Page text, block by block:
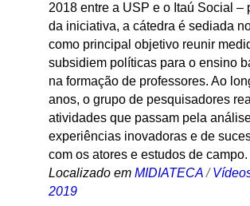
2018 entre a USP e o Itaú Social –
da iniciativa, a cátedra é sediada
como principal objetivo reunir
subsidiem políticas para o ensino
na formação de professores. Ao
anos, o grupo de pesquisadores
atividades que passam pela
experiências inovadoras e de
com os atores e estudos de campo.
Localizado em MIDIATECA /
2019